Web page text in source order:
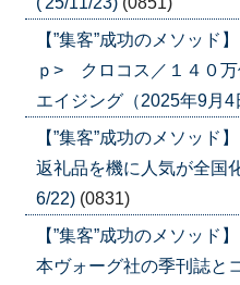
【”集客”成功のメソッ
ｐ> クロコス／１４０万
エイジング（2025年9月
【”集客”成功のメソッ
返礼品を機に人気が全国
6/22) (0831)
【”集客”成功のメソッ
本ヴォーグ社の季刊誌と